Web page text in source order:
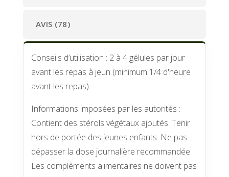
AVIS (78)
Conseils d’utilisation : 2 à 4 gélules par jour
avant les repas à jeun (minimum 1/4 d'heure
avant les repas).
Informations imposées par les autorités :
Contient des stérols végétaux ajoutés. Tenir
hors de portée des jeunes enfants. Ne pas
dépasser la dose journalière recommandée.
Les compléments alimentaires ne doivent pas